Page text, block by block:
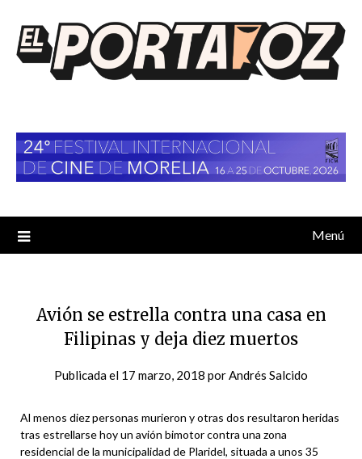
contenido
Menú
Avión se estrella contra una casa en
Filipinas y deja diez muertos
Publicada el 17 marzo, 2018 porAndrés Salcido
Al menos diez personas murieron y otras dos resultaron heridas
tras estrellarse hoy un avión bimotor contra una zona
residencial de la municipalidad de Plaridel, situada a unos 35